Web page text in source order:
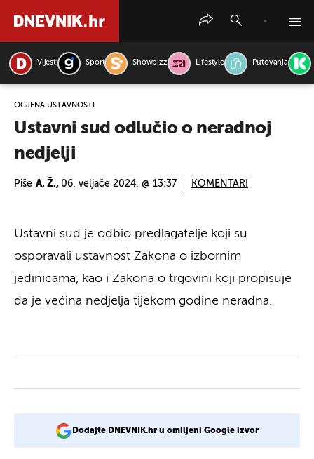
Vijesti Sport Showbizz Lifestyle Putovanja
OCJENA USTAVNOSTI
Ustavni sud odlučio o neradnoj
nedjelji
Piše A. Ž., 06. veljače 2024. @ 13:37 KOMENTARI
Ustavni sud je odbio predlagatelje koji su
osporavali ustavnost Zakona o izbornim
jedinicama, kao i Zakona o trgovini koji propisuje
da je većina nedjelja tijekom godine neradna.
Dodajte DNEVNIK.hr u omiljeni Google izvor
PRETRAŽITE VIJESTI